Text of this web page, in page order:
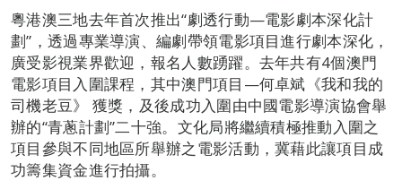
粵港澳三地去年首次推出“劇透行動—電影劇本深化計
劃”，透過專業導演、編劇帶領電影項目進行劇本深化，
廣受影視業界歡迎，報名人數踴躍。去年共有4個澳門
電影項目入圍課程，其中澳門項目—何卓斌《我和我的
司機老豆》 獲獎，及後成功入圍由中國電影導演協會舉
辦的“青蔥計劃”二十強。文化局將繼續積極推動入圍之
項目參與不同地區所舉辦之電影活動，冀藉此讓項目成
功籌集資金進行拍攝。